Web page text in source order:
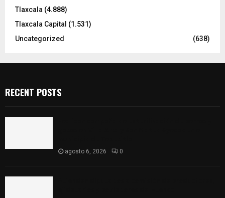
Tlaxcala (4.888)
Tlaxcala Capital (1.531)
Uncategorized
(638)
RECENT POSTS
agosto 6, 2026 0